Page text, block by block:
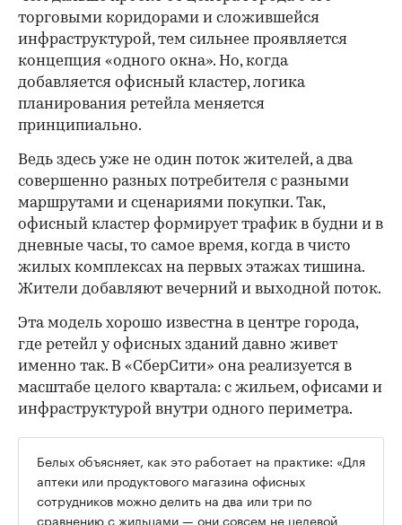
торговыми коридорами и сложившейся
инфраструктурой, тем сильнее проявляется
концепция «одного окна». Но, когда
добавляется офисный кластер, логика
планирования ретейла меняется
принципиально.
Ведь здесь уже не один поток жителей, а два
совершенно разных потребителя с разными
маршрутами и сценариями покупки. Так,
офисный кластер формирует трафик в будни и в
дневные часы, то самое время, когда в чисто
жилых комплексах на первых этажах тишина.
Жители добавляют вечерний и выходной поток.
Эта модель хорошо известна в центре города,
где ретейл у офисных зданий давно живет
именно так. В «СберСити» она реализуется в
масштабе целого квартала: с жильем, офисами и
инфраструктурой внутри одного периметра.
Белых объясняет, как это работает на практике: «Для
аптеки или продуктового магазина офисных
сотрудников можно делить на два или три по
сравнению с жильцами — они совсем не целевой